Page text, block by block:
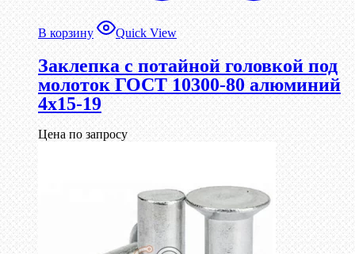
В корзину Quick View
Заклепка с потайной головкой под
молоток ГОСТ 10300-80 алюминий
4х15-19
Цена по запросу